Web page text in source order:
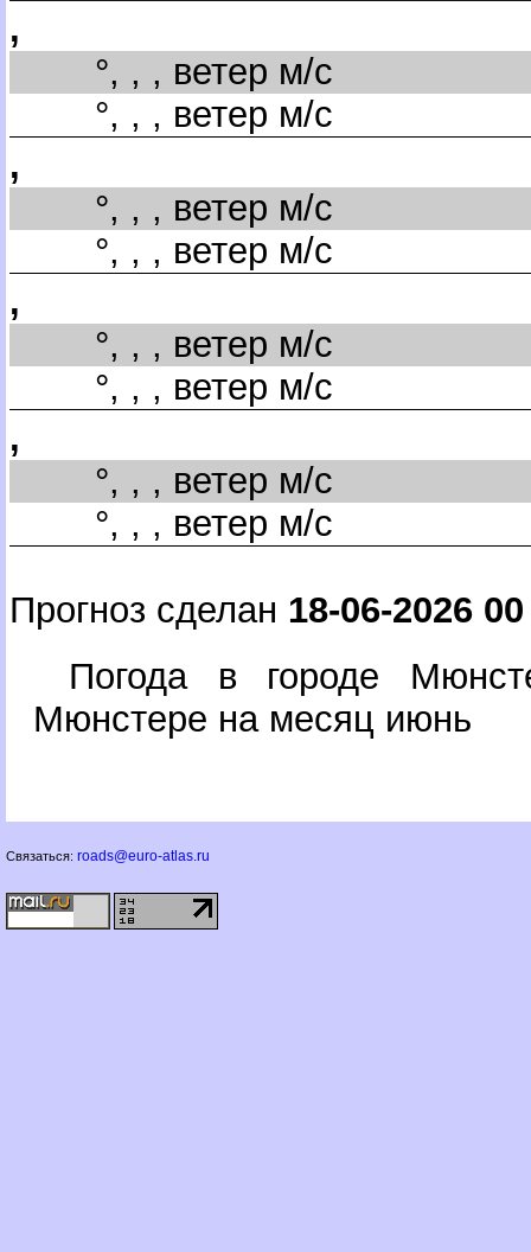
,
°, , , ветер м/с
°, , , ветер м/с
,
°, , , ветер м/с
°, , , ветер м/с
,
°, , , ветер м/с
°, , , ветер м/с
,
°, , , ветер м/с
°, , , ветер м/с
Прогноз сделан 18-06-2026
Погода в городе
Мюнстере на месяц июнь
Связаться: roads@euro-atlas.ru